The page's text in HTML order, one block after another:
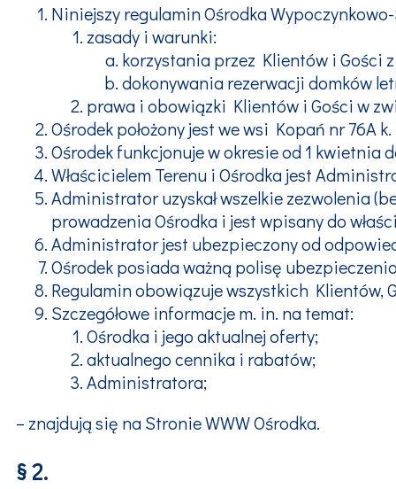
Niniejszy regulamin Ośrodka
zasady i warunki:
korzystania przez Klientów i Gości
dokonywania rezerwacji domków
prawa i obowiązki Klientów i Gości w
Ośrodek położony jest we wsi Kopań nr 76A
Ośrodek funkcjonuje w okresie od 1 kwietnia
Właścicielem Terenu i Ośrodka jest
Administrator uzyskał wszelkie zezwolenia
prowadzenia Ośrodka i jest wpisany do
Administrator jest ubezpieczony od
Ośrodek posiada ważną polisę
Regulamin obowiązuje wszystkich Klientów,
Szczegółowe informacje m. in. na temat:
Ośrodka i jego aktualnej oferty;
aktualnego cennika i rabatów;
Administratora;
– znajdują się na Stronie WWW Ośrodka.
§ 2.